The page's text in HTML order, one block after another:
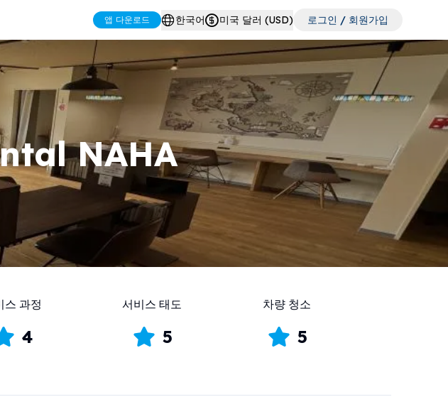
앱 다운로드 한국어 미국 달러 (USD) 로그인 / 회원가입
NAHA
스 과정
4
서비스 태도
5
차량 청소
5